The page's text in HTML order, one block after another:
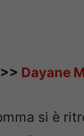
Dayane
si è